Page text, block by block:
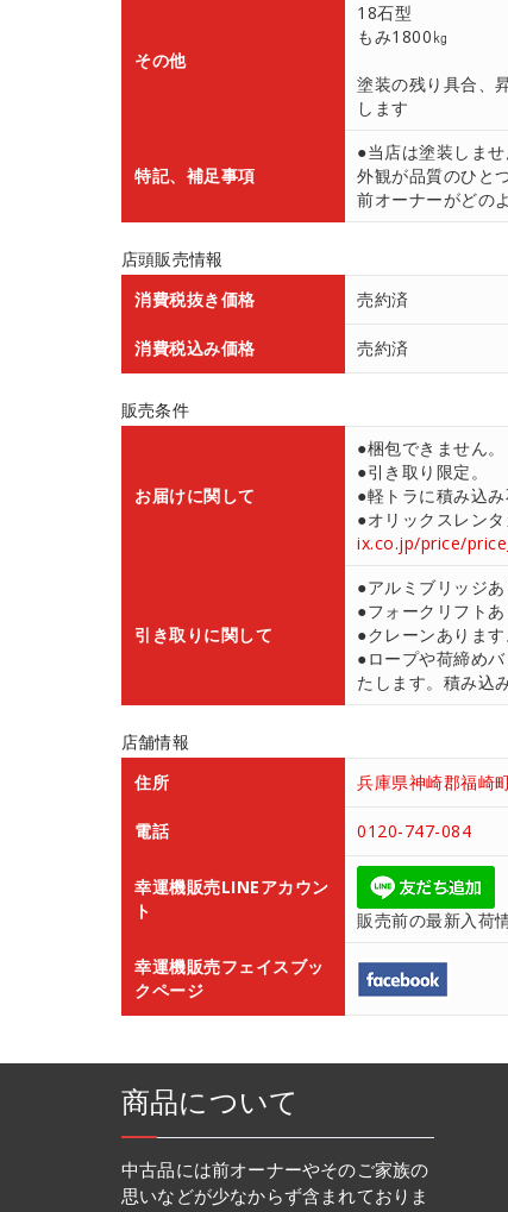
その他
18石型
もみ1800㎏
塗装の残り具合、
します
特記、補足事項
●当店は塗装しませ
外観が品質のひと
前オーナーがどの
店頭販売情報
消費税抜き価格
売約済
消費税込み価格 売約済
販売条件
お届けに関して
●梱包できません。
●引き取り限定。
●軽トラに積み込み
●オリックスレン
ix.co.jp/price/
引き取りに関して
●アルミブリッジあ
●フォークリフトあ
●クレーンあります
●ロープや荷締め
たします。積み込
店舗情報
住所
兵庫県神崎郡福崎
電話 0120-747-084
幸運機販売LINEアカウン
ト
販売前の最新入荷
幸運機販売フェイスブッ
クページ
商品について
中古品には前オーナーやそのご家族の
思いなどが少なからず含まれておりま